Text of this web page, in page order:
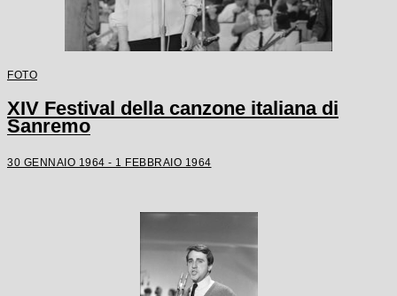
FOTO
XIV Festival della canzone italiana di
Sanremo
30 GENNAIO 1964 - 1 FEBBRAIO 1964